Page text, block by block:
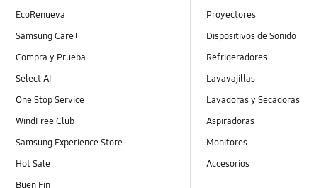
EcoRenueva
Samsung Care+
Compra y Prueba
Select AI
One Stop Service
WindFree Club
Samsung Experience Store
Hot Sale
Buen Fin
Proyectores
Dispositivos de Sonido
Refrigeradores
Lavavajillas
Lavadoras y Secadoras
Aspiradoras
Monitores
Accesorios